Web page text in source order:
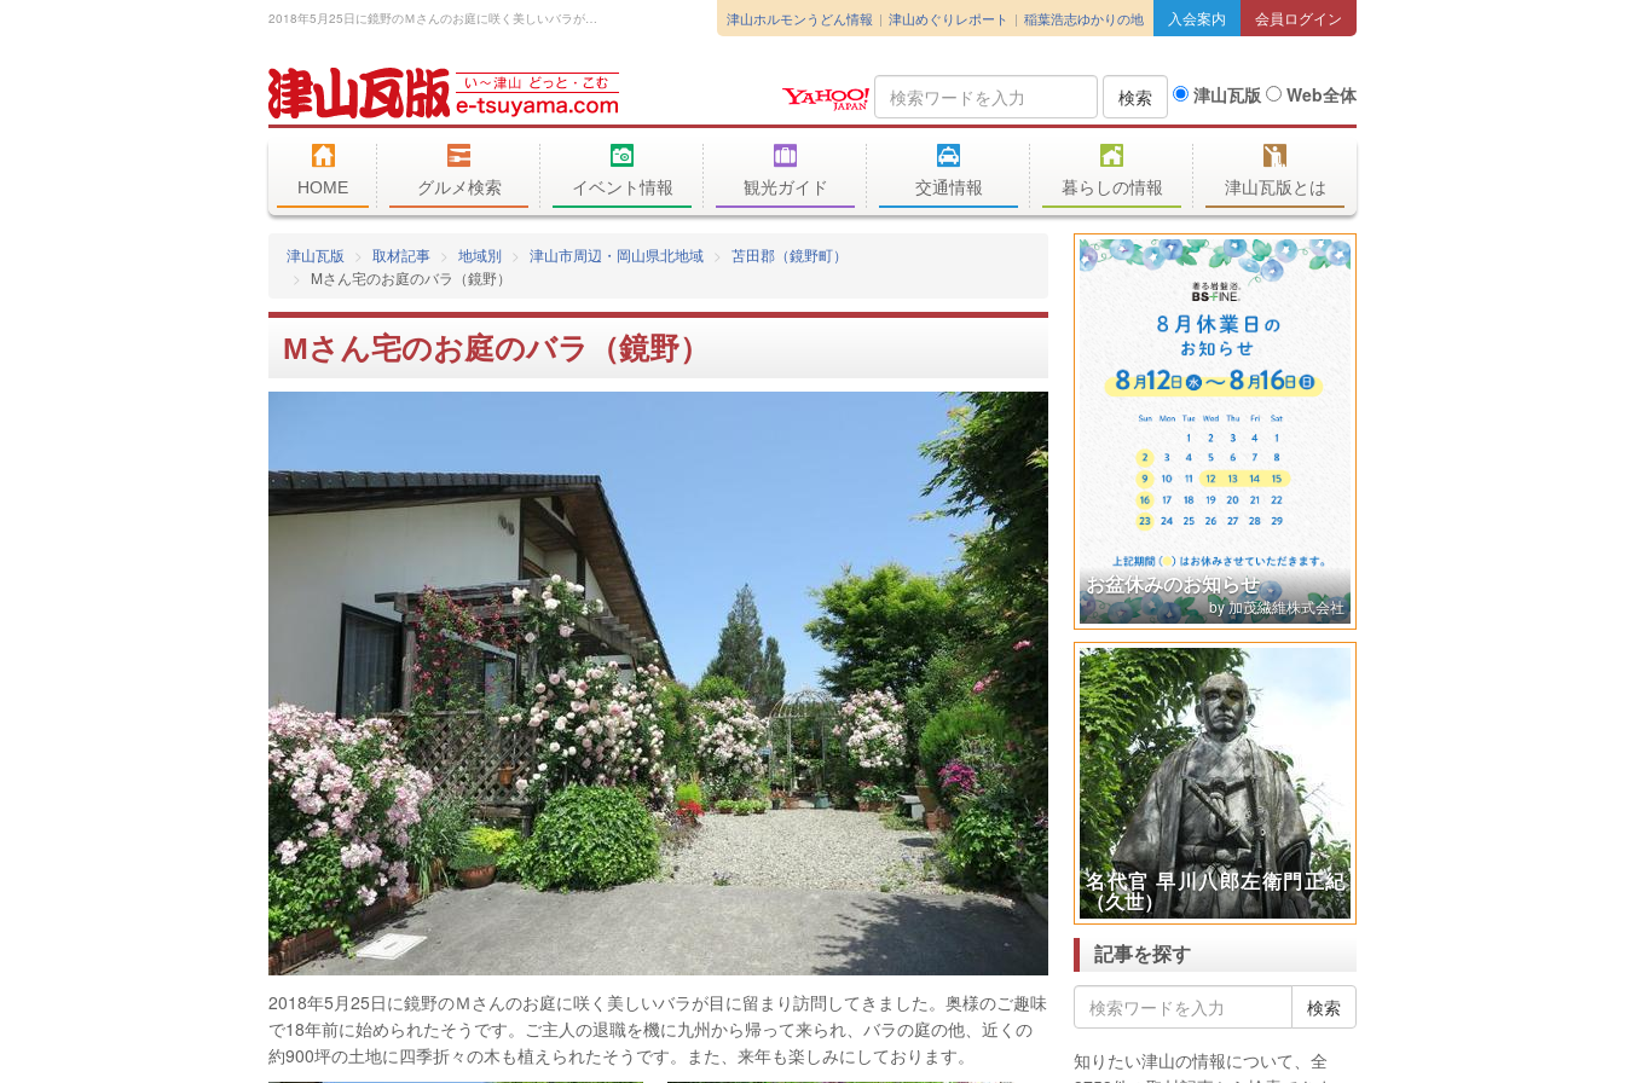
2018年5月25日に鏡野のＭさんのお庭に咲く美しいバラが目に留まり訪問してき... 入会案内 会員ログイン
津山ホルモンうどん情報 津山めぐりレポート 稲葉浩志ゆかりの地
Search
Query
検索 津山瓦版 Web全体
HOME グルメ検索 イベント情報 観光ガイド 交通情報 暮らしの情報 津山瓦版とは
津山瓦版 取材記事 地域別 津山市周辺・岡山県北地域
苫田郡（鏡野町）
Mさん宅のお庭のバラ（鏡野）
Mさん宅のお庭のバラ（鏡野）
2018年5月25日に鏡野のＭさんのお庭に咲く美しいバラが目に留まり訪問してきました。奥様のご趣味
で18年前に始められたそうです。ご主人の退職を機に九州から帰って来られ、バラの庭の他、近くの
約900坪の土地に四季折々の木も植えられたそうです。また、来年も楽しみにしております。
今日も色々定食揃えて皆様の
お越しをお待ちしています❗又
季節メニューの特製冷めんも
食べてみてね😃
お食事処 たかくら
極楽山 光厳寺で不動護摩供
（ふどうごまく）の体験
記事を探す
知りたい津山の情報について、全
3753件の取材記事から検索できま
す。
2024年6月